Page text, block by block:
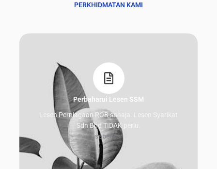
PERKHIDMATAN KAMI
Perbaharui Lesen SSM
Lesen Perniagaan ROB sahaja. Lesen Syarikat
Sdn Bhd TIDAK perlu.
sebentar